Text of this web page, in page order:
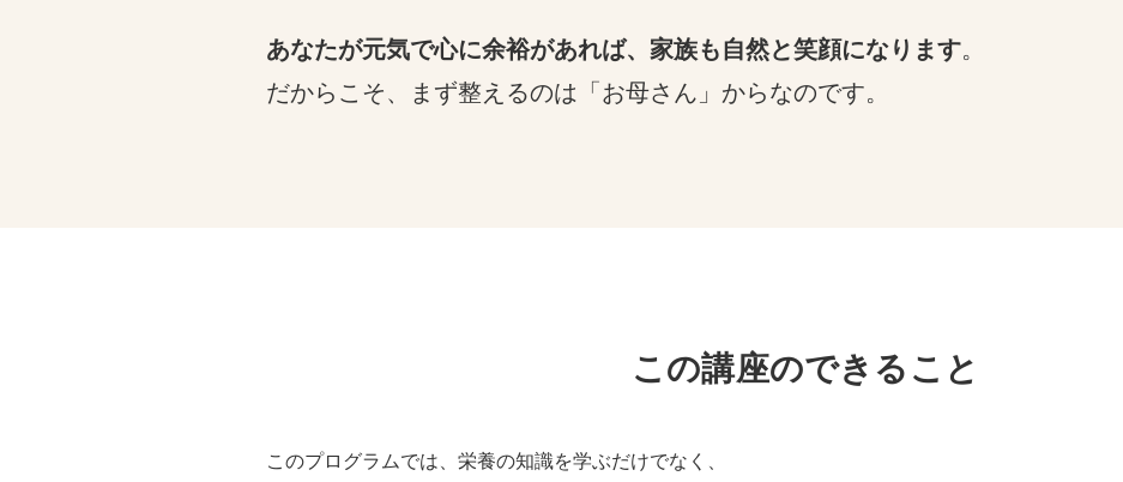
あなたが元気で心に余裕があれば、家族も自然と笑顔になります。
だからこそ、まず整えるのは「お母さん」からなのです。
この講座のできること
このプログラムでは、栄養の知識を学ぶだけでなく、